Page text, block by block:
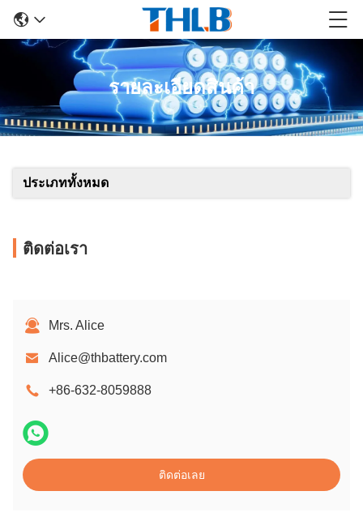
รายละเอียดสินค้า
ประเภททั้งหมด
ติดต่อเรา
Mrs. Alice
Alice@thbattery.com
+86-632-8059888
ติดต่อเลย